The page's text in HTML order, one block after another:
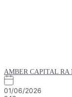
AMBER CAPITAL
01/06/2026